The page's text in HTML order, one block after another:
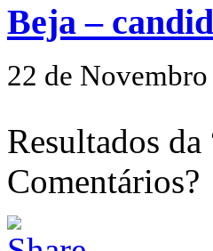
Beja –
22 de
Resultados
Comentários?